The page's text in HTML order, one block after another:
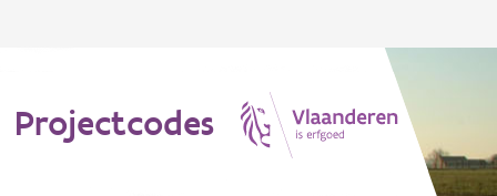
Projectcodes